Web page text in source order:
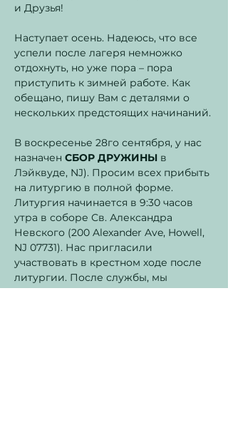
и Друзья!
Наступает осень. Надеюсь, что все
успели после лагеря немножко
отдохнуть, но уже пора – пора
приступить к зимней работе. Как
обещано, пишу Вам с деталями о
нескольких предстоящих начинаний.
В воскресенье 28го сентября, у нас
назначен СБОР ДРУЖИНЫ в
Лэйквуде, NJ). Просим всех прибыть
на литургию в полной форме.
Литургия начинается в 9:30 часов
утра в соборе Св. Александра
Невского (200 Alexander Ave, Howell,
NJ 07731). Нас пригласили
участвовать в крестном ходе после
литургии. После службы, мы
перекусим и проведем сбор, костер,